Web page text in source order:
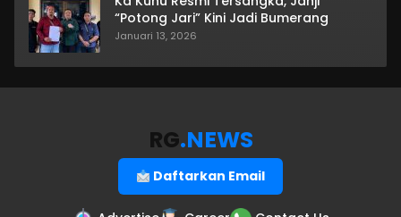
“Potong Jari” Kini Jadi Bumerang
Januari 13, 2026
RG.NEWS
Daftarkan Email